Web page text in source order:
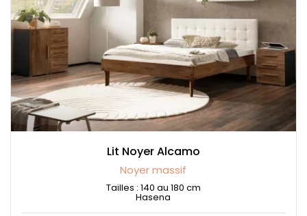
Lit Noyer Alcamo
Noyer massif
Tailles : 140 au 180 cm
Hasena